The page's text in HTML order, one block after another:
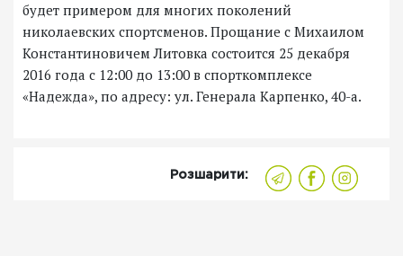
будет примером для многих поколений
николаевских спортсменов. Прощание с Михаилом
Константиновичем Литовка состоится 25 декабря
2016 года с 12:00 до 13:00 в спорткомплексе
«Надежда», по адресу: ул. Генерала Карпенко, 40-а.
Розшарити: